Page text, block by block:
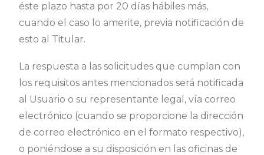
éste plazo hasta por 20 días hábiles más,
cuando el caso lo amerite, previa notificación de
esto al Titular.
La respuesta a las solicitudes que cumplan con
los requisitos antes mencionados será notificada
al Usuario o su representante legal, vía correo
electrónico (cuando se proporcione la dirección
de correo electrónico en el formato respectivo),
o poniéndose a su disposición en las oficinas de